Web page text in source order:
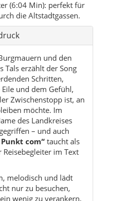
und den
Tals erzählt der Song
Schritten,
und dem Gefühl,
Zwischenstopp ist, an
möchte. Im
des Landkreises
– und auch
com“taucht als
im Text
melodisch und lädt
nur zu besuchen,
wenig zu verankern.
Song am besten